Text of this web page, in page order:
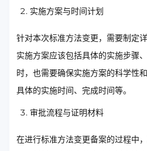
实施方案与时间计划
针对本次标准方法变更，需要制定
实施方案应该包括具体的实施步骤
时，也需要确保实施方案的科学性
具体的实施时间、完成时间等。
审批流程与证明材料
在进行标准方法变更备案的过程中